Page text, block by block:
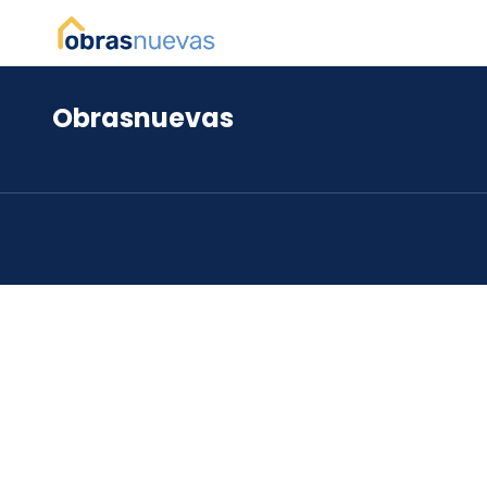
*
Obrasnuevas